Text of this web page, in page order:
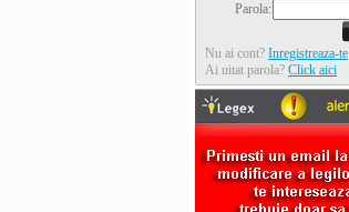
Parola:
Nu ai cont? Inregistreaza-te
Ai uitat parola? Click aici